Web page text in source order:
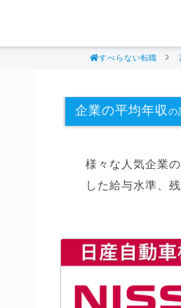
すべらない転職
企業の平均年収 の
様々な人気企業
した給与水準、